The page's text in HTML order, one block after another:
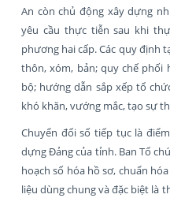
An còn chủ động xây dựng
yêu cầu thực tiễn sau khi
phương hai cấp. Các quy định
thôn, xóm, bản; quy chế phối
bộ; hướng dẫn sắp xếp tổ
khó khăn, vướng mắc, tạo sự
Chuyển đổi số tiếp tục là
dựng Đảng của tỉnh. Ban Tổ
hoạch số hóa hồ sơ, chuẩn
liệu dùng chung và đặc biệt là